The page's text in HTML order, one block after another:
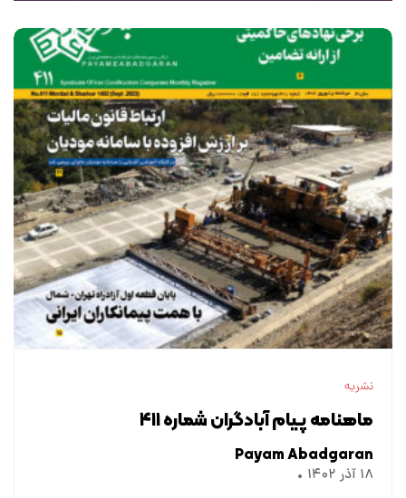
نشریه
ماهنامه پیام آبادگران شماره ۴۱۱
Payam Abadgaran
۱۸ آذر ۱۴۰۲